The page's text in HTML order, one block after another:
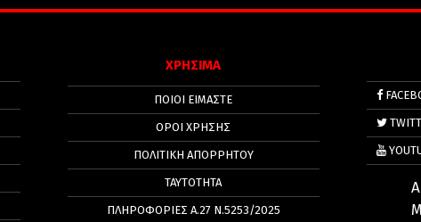
ΧΡΗΣΙΜΑ
ΠΟΙΟΙ ΕΙΜΑΣΤΕ
ΟΡΟΙ ΧΡΗΣΗΣ
ΠΟΛΙΤΙΚΉ ΑΠΟΡΡΉΤΟΥ
ΤΑΥΤΟΤΗΤΑ
ΠΛΗΡΟΦΟΡΊΕΣ Α.27 Ν.5253/2025